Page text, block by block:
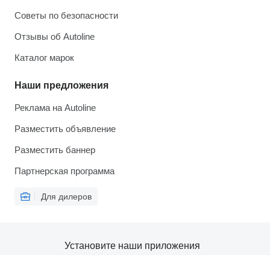
Советы по безопасности
Отзывы об Autoline
Каталог марок
Наши предложения
Реклама на Autoline
Разместить объявление
Разместить баннер
Партнерская программа
Для дилеров
Установите наши приложения